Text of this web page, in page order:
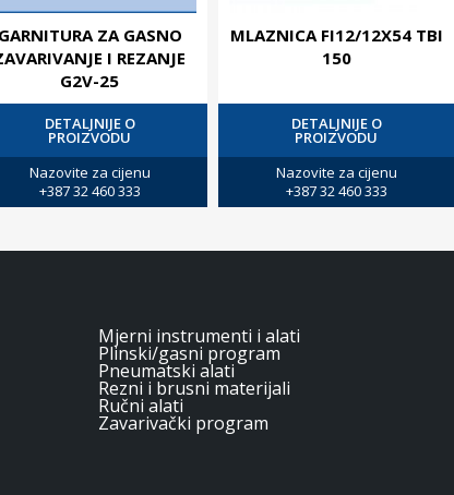
GARNITURA ZA GASNO
I REZANJE
G2V-25
DETALJNIJE O
PROIZVODU
Nazovite za cijenu
+387 32 460 333
MLAZNICA FI12/12X54 TBI
150
DETALJNIJE O
PROIZVODU
Nazovite za cijenu
+387 32 460 333
Mjerni instrumenti i alati
Plinski/gasni program
Pneumatski alati
Rezni i brusni materijali
Ručni alati
Zavarivački program